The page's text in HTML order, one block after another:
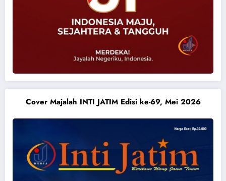
Cover Majalah INTI JATIM Edisi ke-69, Mei 2026